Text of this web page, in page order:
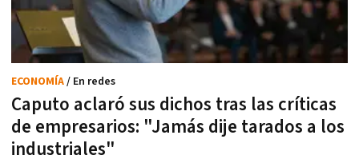
Caputo aclaró sus dichos tras las críticas
de empresarios: "Jamás dije tarados a los
industriales"
ECONOMÍA/ En redes